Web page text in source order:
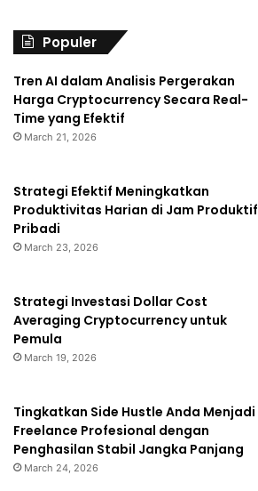
Populer
Tren AI dalam Analisis Pergerakan
Harga Cryptocurrency Secara Real-
Time yang Efektif
March 21, 2026
Strategi Efektif Meningkatkan
Produktivitas Harian di Jam Produktif
Pribadi
March 23, 2026
Strategi Investasi Dollar Cost
Averaging Cryptocurrency untuk
Pemula
March 19, 2026
Tingkatkan Side Hustle Anda Menjadi
Freelance Profesional dengan
Penghasilan Stabil Jangka Panjang
March 24, 2026